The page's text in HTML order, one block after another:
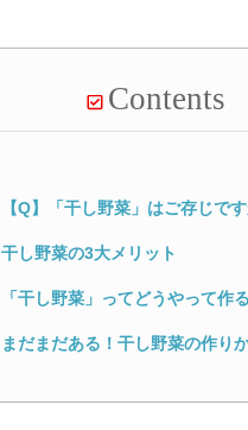
Contents
【Q】「干し野菜」はご存じで
干し野菜の3大メリット
「干し野菜」ってどうやって作
まだまだある！干し野菜の作り